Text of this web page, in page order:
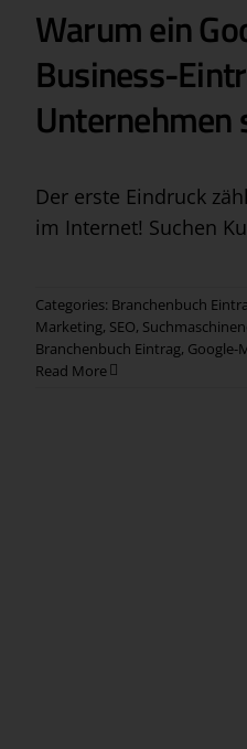
Warum ein
Business-
Der erste Eindruck
im Internet! Suchen
Categories: Branchenbuch
Marketing, SEO,
Branchenbuch Eintrag, Google-
Read More